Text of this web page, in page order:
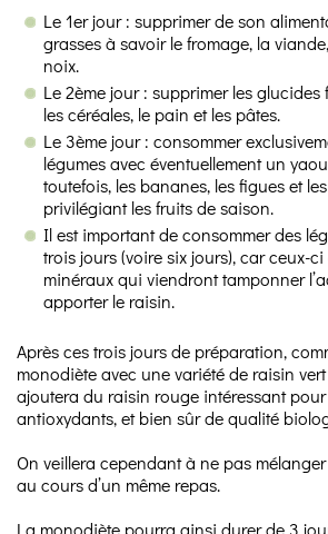
Le 1er jour : supprimer de son
grasses à savoir le fromage, la
noix.
Le 2ème jour : supprimer les
les céréales, le pain et les pâtes.
Le 3ème jour : consommer
légumes avec éventuellement un
toutefois, les bananes, les figues et
privilégiant les fruits de saison.
Il est important de consommer des
trois jours (voire six jours), car ceux-
minéraux qui viendront tamponner
apporter le raisin.
Après ces trois jours de préparation,
monodiète avec une variété de raisin
ajoutera du raisin rouge intéressant
antioxydants, et bien sûr de qualité
On veillera cependant à ne pas
au cours d’un même repas.
La monodiète pourra ainsi durer de 3